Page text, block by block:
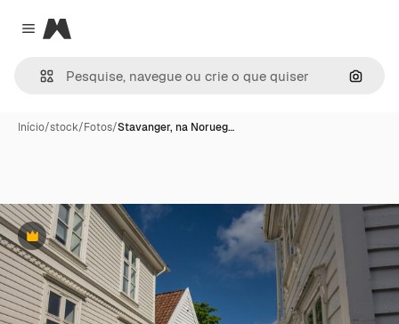
Close menu
Magnific
Início/stock/Fotos/Stavanger, na Norueg…
Premium